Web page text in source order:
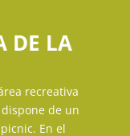
DE LA
recreativa
de un
En el